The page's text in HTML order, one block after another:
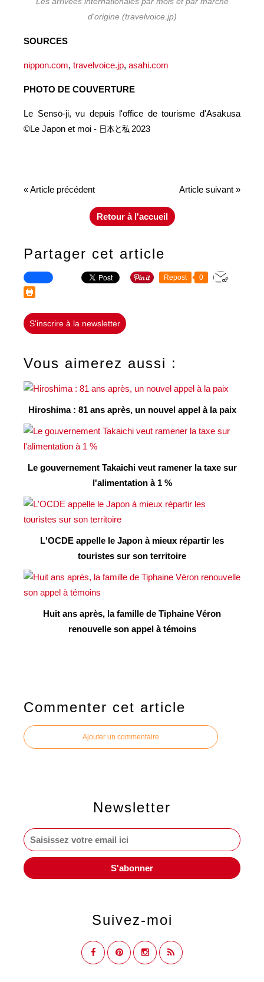
d'origine (travelvoice.jp)
SOURCES
nippon.com, travelvoice.jp, asahi.com
PHOTO DE COUVERTURE
Le Sensō-ji, vu depuis l'office de tourisme d'Asakusa
©Le Japon et moi - 日本と私 2023
« Article précédent Article suivant »
Retour à l'accueil
Partager cet article
Repost 0
S'inscrire à la newsletter
Vous aimerez aussi :
Hiroshima : 81 ans après, un nouvel appel à la paix
Le gouvernement Takaichi veut ramener la taxe sur
l'alimentation à 1 %
L'OCDE appelle le Japon à mieux répartir les
touristes sur son territoire
Huit ans après, la famille de Tiphaine Véron
renouvelle son appel à témoins
Commenter cet article
Ajouter un commentaire
Newsletter
Suivez-moi